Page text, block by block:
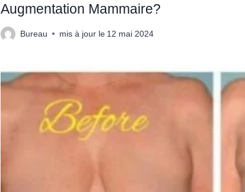
Augmentation Mammaire?
Bureau mis à jour le 12 mai 2024